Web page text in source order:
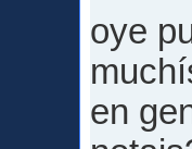
oye
en